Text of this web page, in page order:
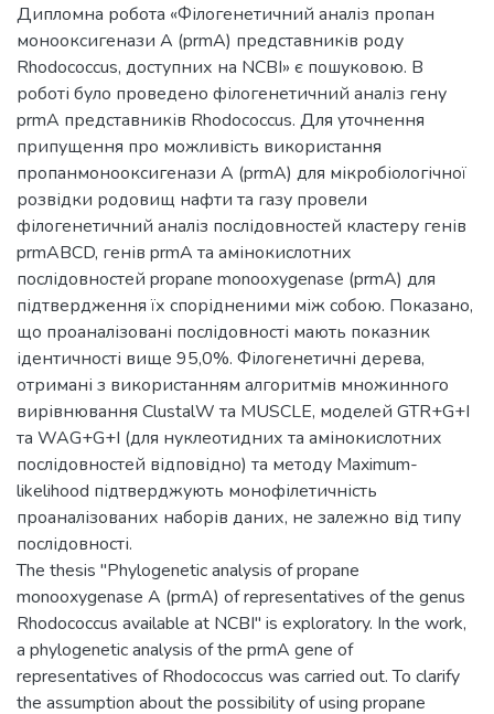
Дипломна робота «Філогенетичний аналіз пропан
монооксигенази А (prmA) представників роду
Rhodococcus, доступних на NCBI» є пошуковою. В
роботі було проведено філогенетичний аналіз гену
prmA представників Rhodococcus. Для уточнення
припущення про можливість використання
пропанмонооксигенази A (prmA) для мікробіологічної
розвідки родовищ нафти та газу провели
філогенетичний аналіз послідовностей кластеру генів
prmABCD, генів prmA та амінокислотних
послідовностей propane monooxygenase (prmA) для
підтвердження їх спорідненими між собою. Показано,
що проаналізовані послідовності мають показник
ідентичності вище 95,0%. Філогенетичні дерева,
отримані з використанням алгоритмів множинного
вирівнювання ClustalW та MUSCLE, моделей GTR+G+I
та WAG+G+I (для нуклеотидних та амінокислотних
послідовностей відповідно) та методу Maximum-
likelihood підтверджують монофілетичність
проаналізованих наборів даних, не залежно від типу
послідовності.
The thesis "Phylogenetic analysis of propane
monooxygenase A (prmA) of representatives of the genus
Rhodococcus available at NCBI" is exploratory. In the work,
a phylogenetic analysis of the prmA gene of
representatives of Rhodococcus was carried out. To clarify
the assumption about the possibility of using propane